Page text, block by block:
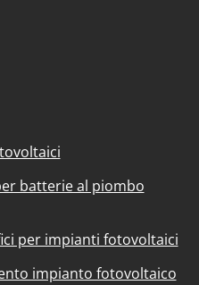
batterie al piombo
per impianti fotovoltaici
impianto fotovoltaico